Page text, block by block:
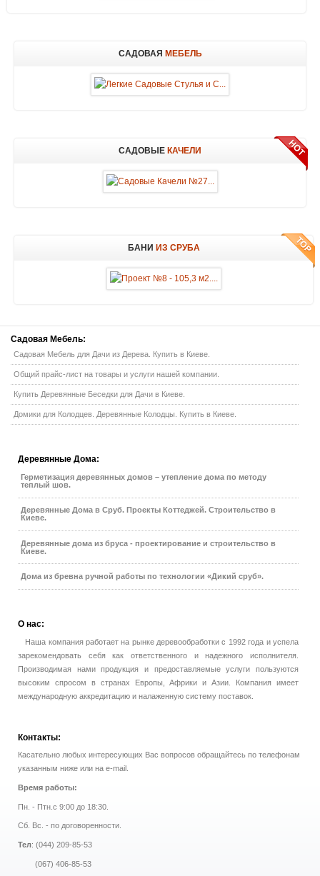
САДОВАЯ МЕБЕЛЬ
САДОВЫЕ КАЧЕЛИ
БАНИ ИЗ СРУБА
Садовая Мебель:
Садовая Мебель для Дачи из Дерева. Купить в Киеве.
Общий прайс-лист на товары и услуги нашей компании.
Купить Деревянные Беседки для Дачи в Киеве.
Домики для Колодцев. Деревянные Колодцы. Купить в Киеве.
Деревянные Дома:
Герметизация деревянных домов – утепление дома по методу
теплый шов.
Деревянные Дома в Сруб. Проекты Коттеджей. Строительство в
Киеве.
Деревянные дома из бруса - проектирование и строительство в
Киеве.
Дома из бревна ручной работы по технологии «Дикий сруб».
О нас:
Наша компания работает на рынке деревообработки с 1992 года и успела
зарекомендовать себя как ответственного и надежного исполнителя.
Производимая нами продукция и предоставляемые услуги пользуются
высоким спросом в странах Европы, Африки и Азии. Компания имеет
международную аккредитацию и налаженную систему поставок.
Контакты:
Касательно любых интересующих Вас вопросов обращайтесь по телефонам
указанным ниже или на e-mail.
Время работы:
Пн. - Птн.с 9:00 до 18:30.
Сб. Вс. - по договоренности.
Тел: (044) 209-85-53
(067) 406-85-53